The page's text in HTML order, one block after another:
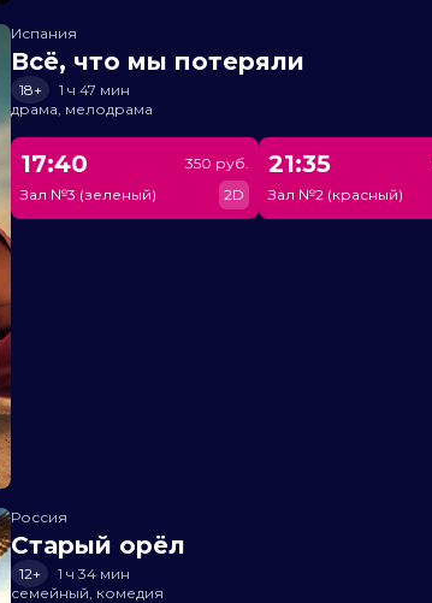
Испания
Всё, что мы потеряли
18+
1 ч 47 мин
драма, мелодрама
17:40
Зал №3 (зеленый)
350 руб.
2D
21:35
Зал №2 (красный)
Россия
Старый орёл
12+
1 ч 34 мин
семейный, комедия